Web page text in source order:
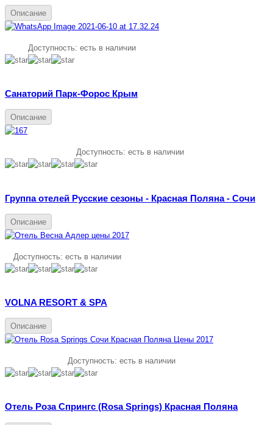
Описание
Доступность: есть в наличии
Санаторий Парк-Форос Крым
Описание
Доступность: есть в наличии
Группа отелей Русские сезоны - Красная Поляна - Cочи
Описание
Доступность: есть в наличии
VOLNA RESORT & SPA
Описание
Доступность: есть в наличии
Отель Роза Спрингс (Rosa Springs) Красная Поляна